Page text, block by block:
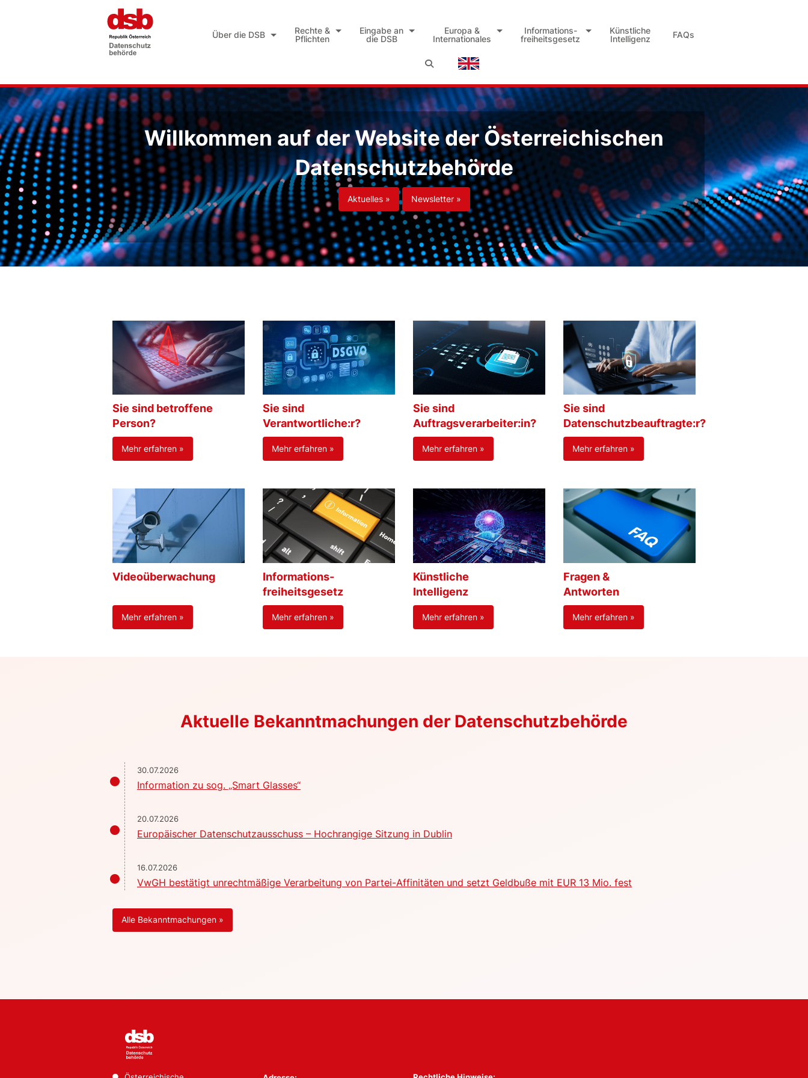
Über die DSB
Rechte &
Pflichten
Eingabe an
die DSB
Europa &
Internationales
Informations-
freiheitsgesetz
Künstliche
Intelligenz
FAQs
Willkommen auf der Website der Österreichischen
Datenschutzbehörde
Aktuelles » Newsletter »
Sie sind betroffene
Person?
Mehr erfahren »
Sie sind
Verantwortliche:r?
Mehr erfahren »
Sie sind
Auftragsverarbeiter:in?
Mehr erfahren »
Sie sind
Datenschutzbeauftragte:r?
Mehr erfahren »
Videoüberwachung
Mehr erfahren »
Informations-
freiheitsgesetz
Mehr erfahren »
Künstliche
Intelligenz
Mehr erfahren »
Fragen &
Antworten
Mehr erfahren »
Aktuelle Bekanntmachungen der Datenschutzbehörde
30.07.2026
Information zu sog. „Smart Glasses“
20.07.2026
Europäischer Datenschutzausschuss – Hochrangige Sitzung in Dublin
16.07.2026
VwGH bestätigt unrechtmäßige Verarbeitung von Partei-Affinitäten und setzt Geldbuße mit EUR 13 Mio. fest
Alle Bekanntmachungen »